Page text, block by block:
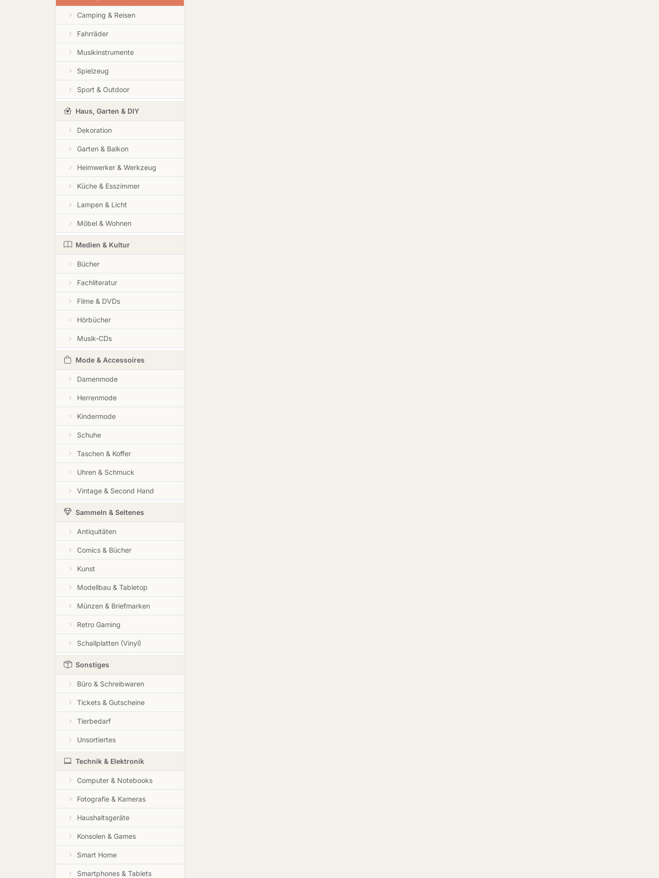
Camping & Reisen
Fahrräder
Musikinstrumente
Spielzeug
Sport & Outdoor
Haus, Garten & DIY
Dekoration
Garten & Balkon
Heimwerker & Werkzeug
Küche & Esszimmer
Lampen & Licht
Möbel & Wohnen
Medien & Kultur
Bücher
Fachliteratur
Filme & DVDs
Hörbücher
Musik-CDs
Mode & Accessoires
Damenmode
Herrenmode
Kindermode
Schuhe
Taschen & Koffer
Uhren & Schmuck
Vintage & Second Hand
Sammeln & Seltenes
Antiquitäten
Comics & Bücher
Kunst
Modellbau & Tabletop
Münzen & Briefmarken
Retro Gaming
Schallplatten (Vinyl)
Sonstiges
Büro & Schreibwaren
Tickets & Gutscheine
Tierbedarf
Unsortiertes
Technik & Elektronik
Computer & Notebooks
Fotografie & Kameras
Haushaltsgeräte
Konsolen & Games
Smart Home
Smartphones & Tablets